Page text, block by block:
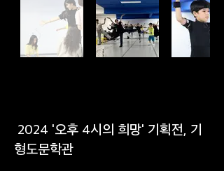
2024 '오후 4시의 희망' 기획전, 기
형도문학관